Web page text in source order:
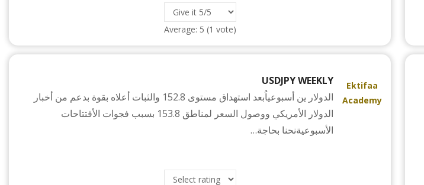
Average: 5 (1 vote)
Ektifaa
Academy
USDJPY WEEKLY
الدولار ين أسبوعياُبعد استهداق مستوى 152.8 والثبات أعلاه بقوة بدعم من أخبار
الدولار الأمريكي ووصول السعر لمناطق 153.8 بسبب فجوات الأفتتاحات
الأسبوعيةنحنا بحاجة…